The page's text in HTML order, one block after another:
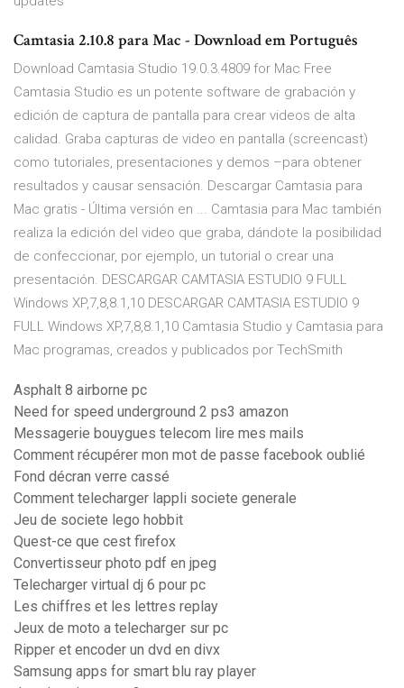
Camtasia 2.10.8 para Mac - Download em Português
Download Camtasia Studio 19.0.3.4809 for Mac Free
Camtasia Studio es un potente software de grabación y
edición de captura de pantalla para crear videos de alta
calidad. Graba capturas de video en pantalla (screencast)
como tutoriales, presentaciones y demos –para obtener
resultados y causar sensación. Descargar Camtasia para
Mac gratis - Última versión en ... Camtasia para Mac también
realiza la edición del video que graba, dándote la posibilidad
de confeccionar, por ejemplo, un tutorial o crear una
presentación. DESCARGAR CAMTASIA ESTUDIO 9 FULL
Windows XP,7,8,8.1,10 DESCARGAR CAMTASIA ESTUDIO 9
FULL Windows XP,7,8,8.1,10 Camtasia Studio y Camtasia para
Mac programas, creados y publicados por TechSmith
Asphalt 8 airborne pc
Need for speed underground 2 ps3 amazon
Messagerie bouygues telecom lire mes mails
Comment récupérer mon mot de passe facebook oublié
Fond décran verre cassé
Comment telecharger lappli societe generale
Jeu de societe lego hobbit
Quest-ce que cest firefox
Convertisseur photo pdf en jpeg
Telecharger virtual dj 6 pour pc
Les chiffres et les lettres replay
Jeux de moto a telecharger sur pc
Ripper et encoder un dvd en divx
Samsung apps for smart blu ray player